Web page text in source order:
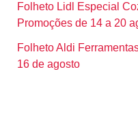
Folheto Lidl Especial
Promoções de 14 a 20
Folheto Aldi
16 de agosto